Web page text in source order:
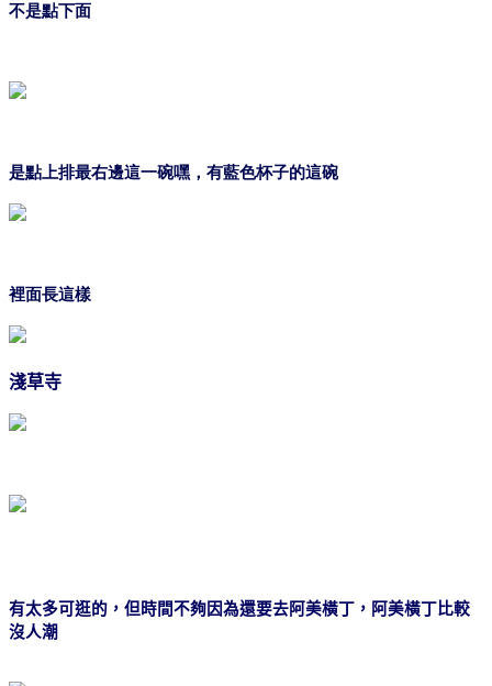
不是點下面
是點上排最右邊這一碗嘿，有藍色杯子的這碗
裡面長這樣
淺草寺
有太多可逛的，但時間不夠因為還要去阿美橫丁，阿美橫丁比較
沒人潮